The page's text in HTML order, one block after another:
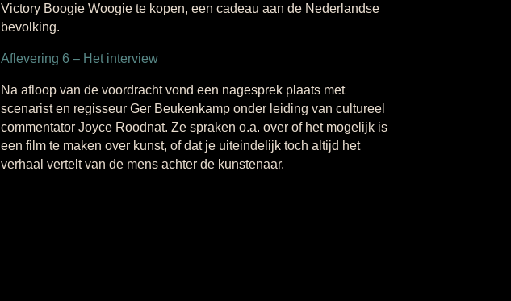
Victory Boogie Woogie te kopen, een cadeau aan de Nederlandse
bevolking.
Aflevering 6 – Het interview
Na afloop van de voordracht vond een nagesprek plaats met
scenarist en regisseur Ger Beukenkamp onder leiding van cultureel
commentator Joyce Roodnat. Ze spraken o.a. over of het mogelijk is
een film te maken over kunst, of dat je uiteindelijk toch altijd het
verhaal vertelt van de mens achter de kunstenaar.